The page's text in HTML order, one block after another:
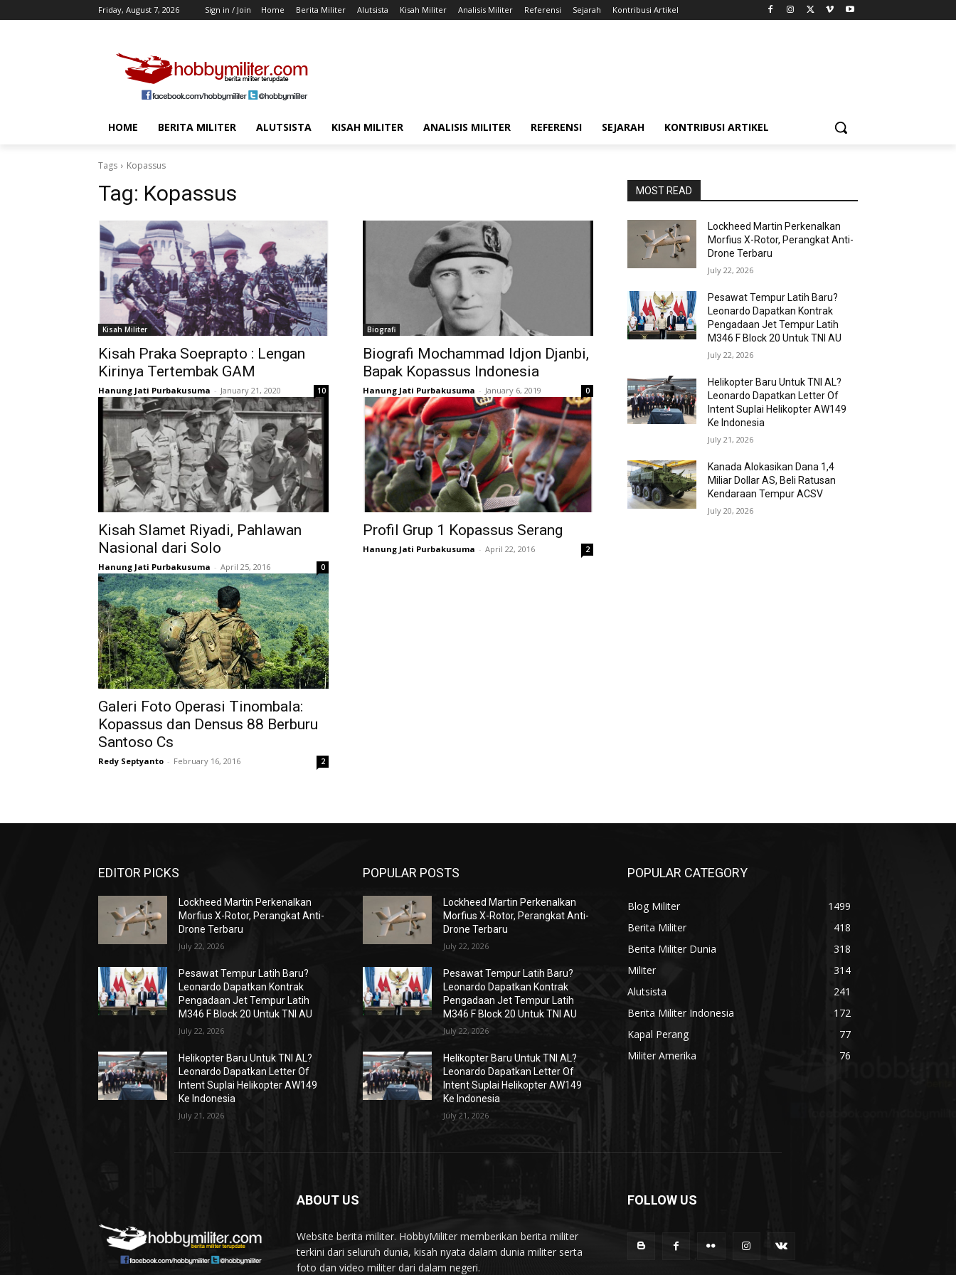
Friday, August 7, 2026 Sign in / Join Home Berita Militer Alutsista Kisah Militer Analisis Militer Referensi Sejarah Kontribusi Artikel
HOME BERITA MILITER ALUTSISTA KISAH MILITER ANALISIS MILITER REFERENSI SEJARAH KONTRIBUSI ARTIKEL
Tags Kopassus
Tag: Kopassus
Kisah Militer
Kisah Praka Soeprapto : Lengan
Kirinya Tertembak GAM
Hanung Jati Purbakusuma - January 21, 2020 10
Biografi
Biografi Mochammad Idjon Djanbi,
Bapak Kopassus Indonesia
Hanung Jati Purbakusuma - January 6, 2019 0
Kisah Slamet Riyadi, Pahlawan
Nasional dari Solo
Hanung Jati Purbakusuma - April 25, 2016 0
Profil Grup 1 Kopassus Serang
Hanung Jati Purbakusuma - April 22, 2016 2
Galeri Foto Operasi Tinombala:
Kopassus dan Densus 88 Berburu
Santoso Cs
Redy Septyanto - February 16, 2016 2
MOST READ
Lockheed Martin Perkenalkan
Morfius X-Rotor, Perangkat Anti-
Drone Terbaru
July 22, 2026
Pesawat Tempur Latih Baru?
Leonardo Dapatkan Kontrak
Pengadaan Jet Tempur Latih
M346 F Block 20 Untuk TNI AU
July 22, 2026
Helikopter Baru Untuk TNI AL?
Leonardo Dapatkan Letter Of
Intent Suplai Helikopter AW149
Ke Indonesia
July 21, 2026
Kanada Alokasikan Dana 1,4
Miliar Dollar AS, Beli Ratusan
Kendaraan Tempur ACSV
July 20, 2026
EDITOR PICKS
Lockheed Martin Perkenalkan
Morfius X-Rotor, Perangkat Anti-
Drone Terbaru
July 22, 2026
Pesawat Tempur Latih Baru?
Leonardo Dapatkan Kontrak
Pengadaan Jet Tempur Latih
M346 F Block 20 Untuk TNI AU
July 22, 2026
Helikopter Baru Untuk TNI AL?
Leonardo Dapatkan Letter Of
Intent Suplai Helikopter AW149
Ke Indonesia
July 21, 2026
POPULAR POSTS
Lockheed Martin Perkenalkan
Morfius X-Rotor, Perangkat Anti-
Drone Terbaru
July 22, 2026
Pesawat Tempur Latih Baru?
Leonardo Dapatkan Kontrak
Pengadaan Jet Tempur Latih
M346 F Block 20 Untuk TNI AU
July 22, 2026
Helikopter Baru Untuk TNI AL?
Leonardo Dapatkan Letter Of
Intent Suplai Helikopter AW149
Ke Indonesia
July 21, 2026
POPULAR CATEGORY
Blog Militer
1499
Berita Militer
418
Berita Militer Dunia
318
Militer
314
Alutsista
241
Berita Militer Indonesia
172
Kapal Perang
77
Militer Amerika
76
ABOUT US
Website berita militer. HobbyMiliter memberikan berita militer
terkini dari seluruh dunia, kisah nyata dalam dunia militer serta
foto dan video militer dari dalam negeri.
FOLLOW US